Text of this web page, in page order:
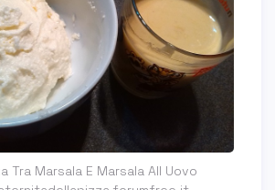
Tra Marsala E Marsala All Uovo